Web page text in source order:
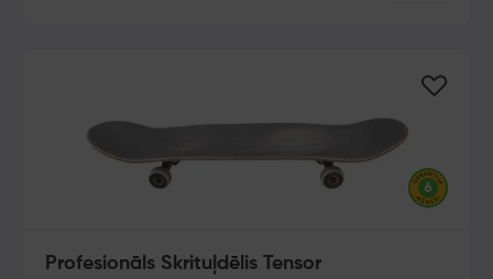
Profesionāls Skrituļdēlis Tensor